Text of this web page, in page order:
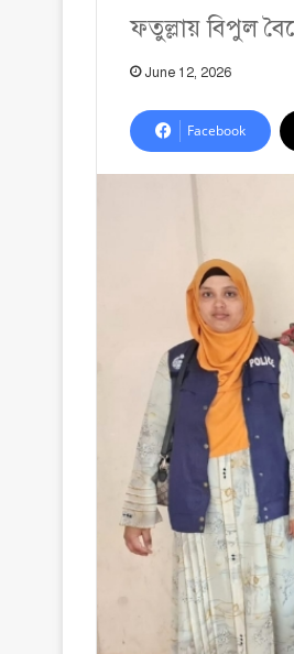
ফতুল্লায় বিপুল
June 12, 2026
Facebook